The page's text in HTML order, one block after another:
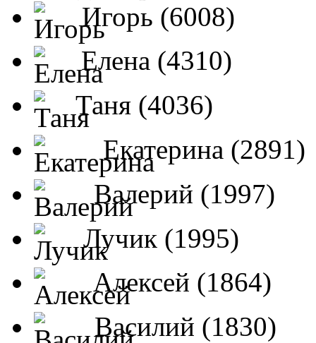
Игорь (6008)
Елена (4310)
Таня (4036)
Екатерина (2891)
Валерий (1997)
Лучик (1995)
Алексей (1864)
Василий (1830)